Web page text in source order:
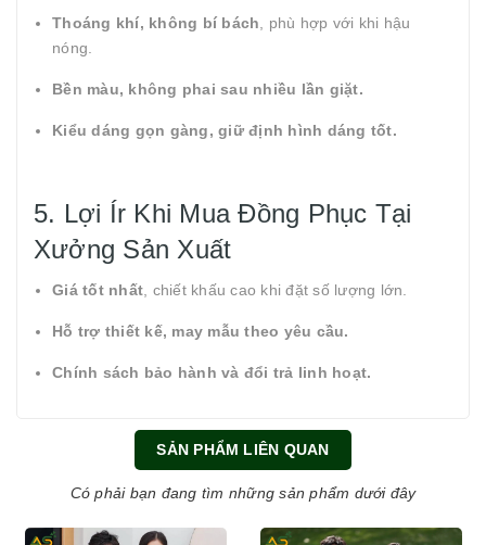
Thoáng khí, không bí bách , phù hợp với khi hậu
nóng.
Bền màu, không phai sau nhiều lần giặt.
Kiểu dáng gọn gàng, giữ định hình dáng tốt.
5. Lợi Ír Khi Mua Đồng Phục Tại
Xưởng Sản Xuất
Giá tốt nhất , chiết khấu cao khi đặt số lượng lớn.
Hỗ trợ thiết kế, may mẫu theo yêu cầu.
Chính sách bảo hành và đổi trả linh hoạt.
SẢN PHẨM LIÊN QUAN
Có phải bạn đang tìm những sản phẩm dưới đây